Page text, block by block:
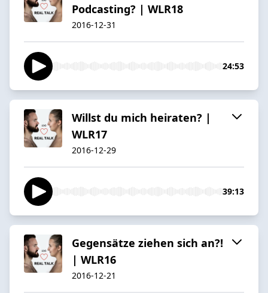
Podcasting? | WLR18
2016-12-31
24:53
Willst du mich heiraten? |
WLR17
2016-12-29
39:13
Gegensätze ziehen sich an?!
| WLR16
2016-12-21